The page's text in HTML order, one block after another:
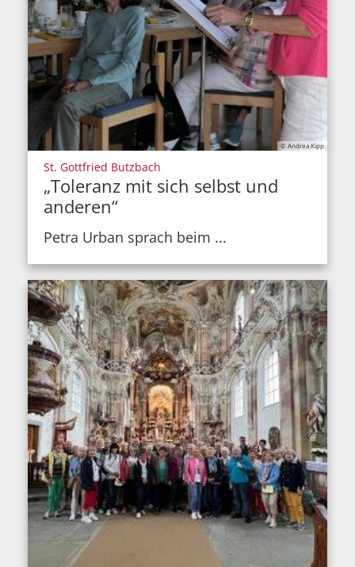
© Andrea Kipp
St. Gottfried Butzbach
„Toleranz mit sich selbst und
anderen“
Petra Urban sprach beim ...